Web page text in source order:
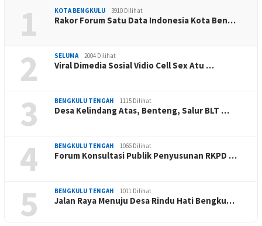
1 KOTA BENGKULU 3910 Dilihat
Rakor Forum Satu Data Indonesia Kota Ben…
2 SELUMA 2004 Dilihat
Viral Dimedia Sosial Vidio Cell Sex Atu …
3 BENGKULU TENGAH 1115 Dilihat
Desa Kelindang Atas, Benteng, Salur BLT …
4 BENGKULU TENGAH 1066 Dilihat
Forum Konsultasi Publik Penyusunan RKPD …
5 BENGKULU TENGAH 1011 Dilihat
Jalan Raya Menuju Desa Rindu Hati Bengku…